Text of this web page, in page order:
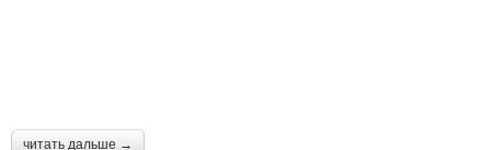
читать дальше →